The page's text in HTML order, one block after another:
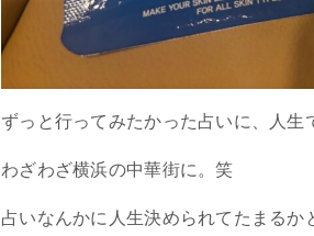
ずっと行ってみたかった占いに、人生
わざわざ横浜の中華街に。笑
占いなんかに人生決められてたまる